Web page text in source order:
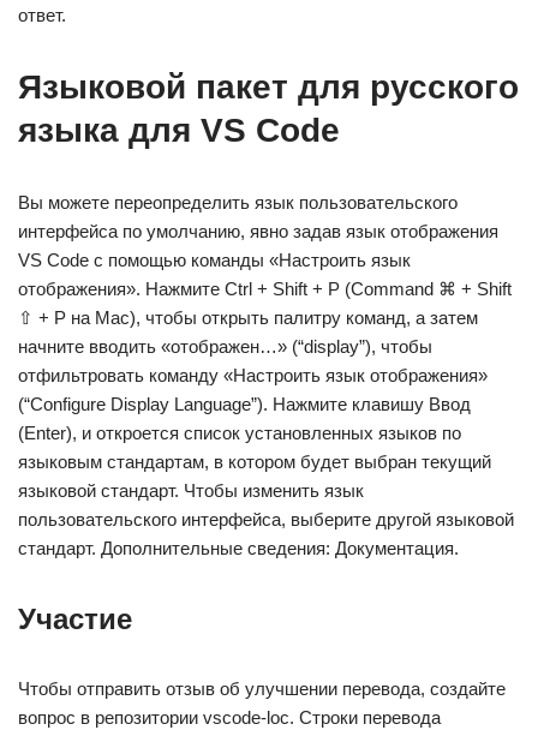
ответ.
Языковой пакет для русского
языка для VS Code
Вы можете переопределить язык пользовательского
интерфейса по умолчанию, явно задав язык отображения
VS Code с помощью команды «Настроить язык
отображения». Нажмите Ctrl + Shift + P (Command ⌘ + Shift
⇧ + P на Mac), чтобы открыть палитру команд, а затем
начните вводить «отображен…» (“display”), чтобы
отфильтровать команду «Настроить язык отображения»
(“Configure Display Language”). Нажмите клавишу Ввод
(Enter), и откроется список установленных языков по
языковым стандартам, в котором будет выбран текущий
языковой стандарт. Чтобы изменить язык
пользовательского интерфейса, выберите другой языковой
стандарт. Дополнительные сведения: Документация.
Участие
Чтобы отправить отзыв об улучшении перевода, создайте
вопрос в репозитории vscode-loc. Строки перевода